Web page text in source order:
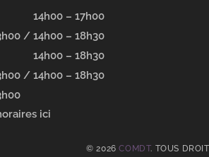
14h00 – 17h00
/ 14h00 – 18h30
14h00 – 18h30
/ 14h00 – 18h30
ici
© 2026COMDT. TOUS